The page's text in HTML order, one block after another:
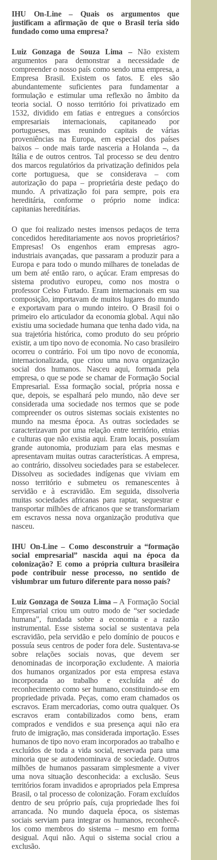
IHU On-Line – Quais os argumentos que
justificam a afirmação de que o Brasil teria sido
fundado como uma empresa?
Luiz Gonzaga de Souza Lima – Não existem
argumentos para demonstrar a necessidade de
compreender o nosso país como sendo uma empresa, a
Empresa Brasil. Existem os fatos. E eles são
abundantemente suficientes para fundamentar a
formulação e estimular uma reflexão no âmbito da
teoria social. O nosso território foi privatizado em
1532, dividido em fatias e entregues a consórcios
empresariais internacionais, capitaneado por
portugueses, mas reunindo capitais de várias
proveniências na Europa, em especial dos países
baixos – onde mais tarde nasceria a Holanda –, da
Itália e de outros centros. Tal processo se deu dentro
dos marcos regulatórios da privatização definidos pela
corte portuguesa, que se considerava – com
autorização do papa – proprietária deste pedaço do
mundo. A privatização foi para sempre, pois era
hereditária, conforme o próprio nome indica:
capitanias hereditárias.
O que foi realizado nestes imensos pedaços de terra
concedidos hereditariamente aos novos proprietários?
Empresas! Os engenhos eram empresas agro-
industriais avançadas, que passaram a produzir para a
Europa e para todo o mundo milhares de toneladas de
um bem até então raro, o açúcar. Eram empresas do
sistema produtivo europeu, como nos mostra o
professor Celso Furtado. Eram internacionais em sua
composição, importavam de muitos lugares do mundo
e exportavam para o mundo inteiro. O Brasil foi o
primeiro elo articulador da economia global. Aqui não
existiu uma sociedade humana que tenha dado vida, na
sua trajetória histórica, como produto do seu próprio
existir, a um tipo novo de economia. No caso brasileiro
ocorreu o contrário. Foi um tipo novo de economia,
internacionalizada, que criou uma nova organização
social dos humanos. Nasceu aqui, formada pela
empresa, o que se pode se chamar de Formação Social
Empresarial. Essa formação social, própria nossa e
que, depois, se espalhará pelo mundo, não deve ser
considerada uma sociedade nos termos que se pode
compreender os outros sistemas sociais existentes no
mundo na mesma época. As outras sociedades se
caracterizavam por uma relação entre território, etnias
e culturas que não existia aqui. Eram locais, possuíam
grande autonomia, produziam para elas mesmas e
apresentavam muitas outras características. A empresa,
ao contrário, dissolveu sociedades para se estabelecer.
Dissolveu as sociedades indígenas que viviam em
nosso território e submeteu os remanescentes à
servidão e à escravidão. Em seguida, dissolveria
muitas sociedades africanas para raptar, sequestrar e
transportar milhões de africanos que se transformariam
em escravos nessa nova organização produtiva que
nasceu.
IHU On-Line – Como desconstruir a “formação
social empresarial” nascida aqui na época da
colonização? E como a própria cultura brasileira
pode contribuir nesse processo, no sentido de
vislumbrar um futuro diferente para nosso país?
Luiz Gonzaga de Souza Lima –A Formação Social
Empresarial criou um outro modo de “ser sociedade
humana”, fundada sobre a economia e a razão
instrumental. Esse sistema social se sustentava pela
escravidão, pela servidão e pelo domínio de poucos e
possuía seus centros de poder fora dele. Sustentava-se
sobre relações sociais novas, que devem ser
denominadas de incorporação excludente. A maioria
dos humanos organizados por esta empresa estava
incorporada ao trabalho e excluída até do
reconhecimento como ser humano, constituindo-se em
propriedade privada. Peças, como eram chamados os
escravos. Eram mercadorias, como outra qualquer. Os
escravos eram contabilizados como bens, eram
comprados e vendidos e sua presença aqui não era
fruto de imigração, mas considerada importação. Esses
humanos de tipo novo eram incorporados ao trabalho e
excluídos de toda a vida social, reservada para uma
minoria que se autodenominava de sociedade. Outros
milhões de humanos passaram simplesmente a viver
uma nova situação desconhecida: a exclusão. Seus
territórios foram invadidos e apropriados pela Empresa
Brasil, o tal processo de colonização. Foram excluídos
dentro de seu próprio país, cuja propriedade lhes foi
arrancada. No mundo daquela época, os sistemas
sociais serviam para integrar os humanos, reconhecê-
los como membros do sistema – mesmo em forma
desigual. Aqui não. Aqui o sistema social criou a
exclusão.